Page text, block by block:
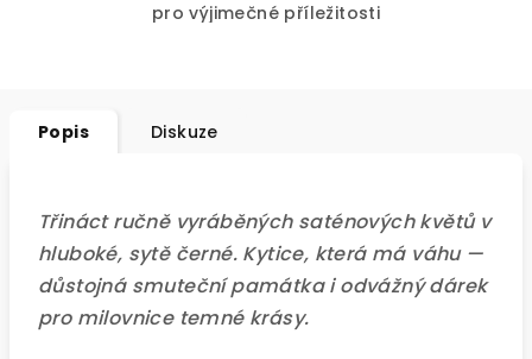
pro výjimečné příležitosti
Popis Diskuze
Třináct ručně vyráběných saténových květů v
hluboké, sytě černé. Kytice, která má váhu —
důstojná smuteční památka i odvážný dárek
pro milovnice temné krásy.